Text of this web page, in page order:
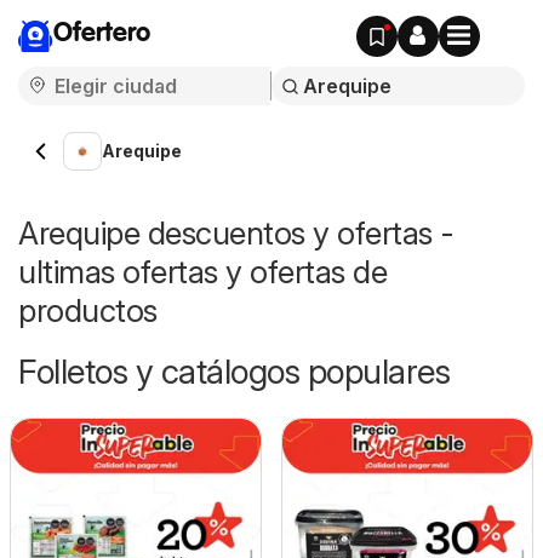
Ofertero
Arequipe
Arequipe descuentos y ofertas -
ultimas ofertas y ofertas de
productos
Folletos y catálogos populares